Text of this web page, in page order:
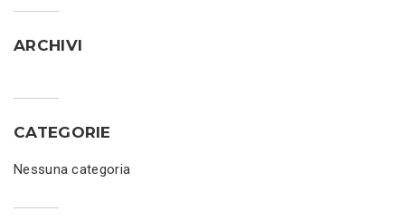
ARCHIVI
CATEGORIE
Nessuna categoria